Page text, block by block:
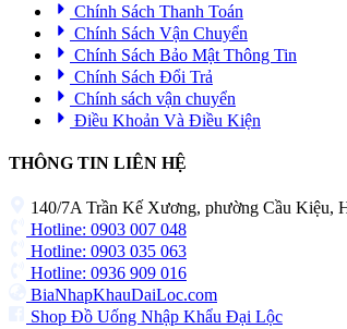
Chính Sách Thanh Toán
Chính Sách Vận Chuyển
Chính Sách Bảo Mật Thông Tin
Chính Sách Đổi Trả
Chính sách vận chuyển
Điều Khoản Và Điều Kiện
THÔNG TIN LIÊN HỆ
140/7A Trần Kế Xương, phường Cầu Kiệu,
Hotline: 0903 007 048
Hotline: 0903 035 063
Hotline: 0936 909 016
BiaNhapKhauDaiLoc.com
Shop Đồ Uống Nhập Khẩu Đại Lộc